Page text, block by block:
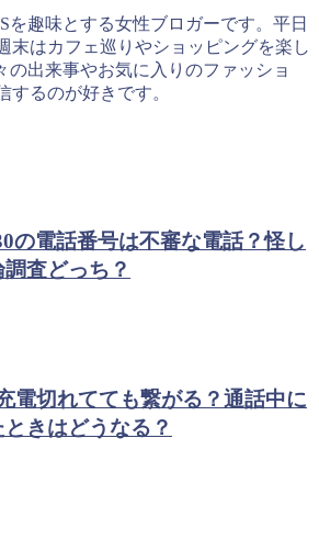
を趣味とする女性ブロガーです。平日
末はカフェ巡りやショッピングを楽し
の出来事やお気に入りのファッショ
するのが好きです。
の電話番号は不審な電話？怪し
査どっち？
電切れてても繋がる？通話中に
きはどうなる？